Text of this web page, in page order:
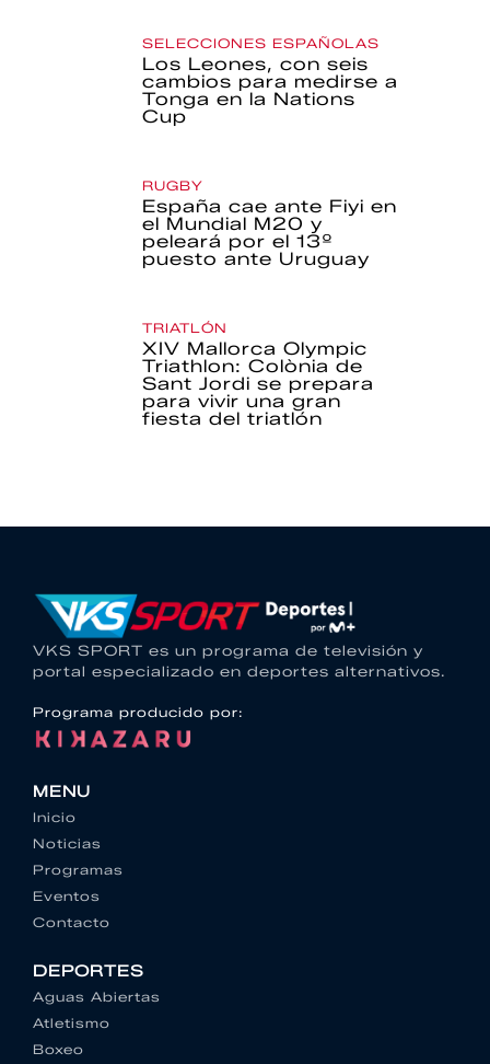
SELECCIONES ESPAÑOLAS
Los Leones, con seis
cambios para medirse a
Tonga en la Nations
Cup
RUGBY
España cae ante Fiyi en
el Mundial M20 y
peleará por el 13º
puesto ante Uruguay
TRIATLÓN
XIV Mallorca Olympic
Triathlon: Colònia de
Sant Jordi se prepara
para vivir una gran
fiesta del triatlón
VKS SPORT es un programa de televisión y
portal especializado en deportes alternativos.
Programa producido por:
MENU
Inicio
Noticias
Programas
Eventos
Contacto
DEPORTES
Aguas Abiertas
Atletismo
Boxeo